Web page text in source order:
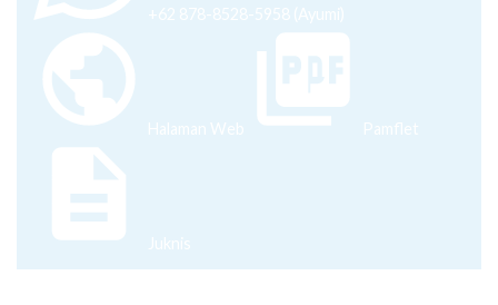
+62 878-8528-5958 (Ayumi)
Halaman Web Pamflet
Juknis